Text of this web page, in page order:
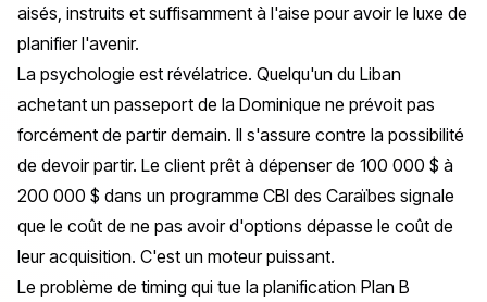
aisés, instruits et suffisamment à l'aise pour avoir le luxe de
planifier l'avenir.
La psychologie est révélatrice. Quelqu'un du Liban
achetant un passeport de la Dominique ne prévoit pas
forcément de partir demain. Il s'assure contre la possibilité
de devoirpartir. Le client prêt à dépenser de 100 000 $ à
200 000 $ dans un programme CBI des Caraïbes signale
que le coût de ne pas avoir d'options dépasse le coût de
leur acquisition. C'est un moteur puissant.
Le problème de timing qui tue la planification Plan B